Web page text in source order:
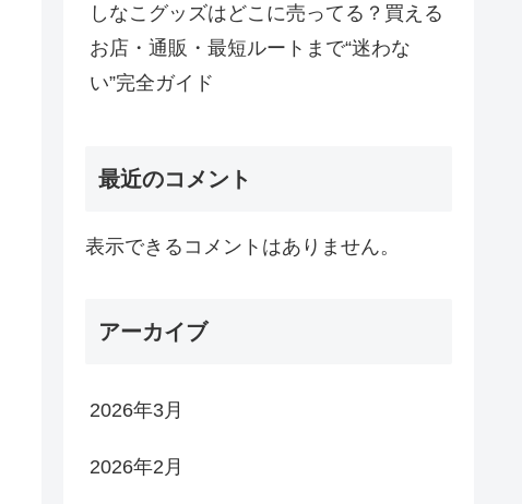
しなこグッズはどこに売ってる？買える
お店・通販・最短ルートまで“迷わな
い”完全ガイド
最近のコメント
表示できるコメントはありません。
アーカイブ
2026年3月
2026年2月